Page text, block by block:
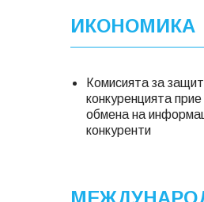
ИКОНОМИКА
Комисията за
конкуренцията
обмена на
конкуренти